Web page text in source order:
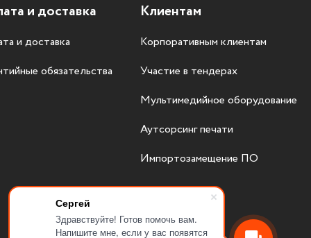
Сергей
Здравствуйте! Готов помочь вам.
Напишите мне, если у вас появятся
и доставка
и доставка
обязательства
Клиентам
Корпоративным клиентам
Участие в тендерах
Мультимедийное оборудование
Аутсорсинг печати
Импортозамещение ПО